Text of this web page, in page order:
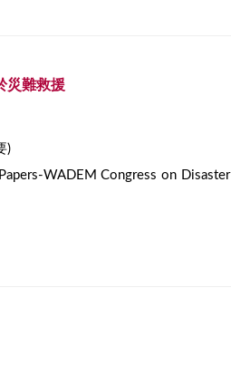
災難救援
)
WADEM Congress on Disaster